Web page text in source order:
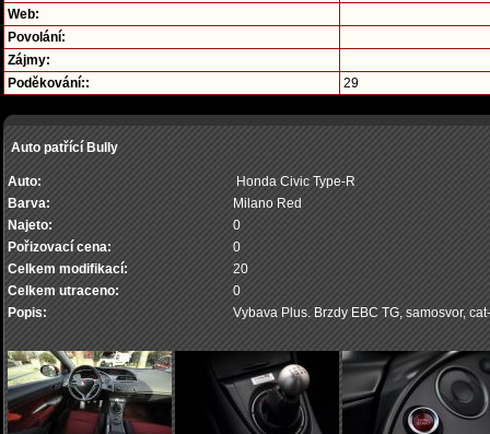
Web:
Povolání:
Zájmy:
Poděkování::
29
Auto patřící Bully
Auto:
Honda Civic Type-R
Barva:
Milano Red
Najeto:
0
Pořizovací cena:
0
Celkem modifikací:
20
Celkem utraceno:
0
Popis:
Vybava Plus. Brzdy EBC TG, samosvor,